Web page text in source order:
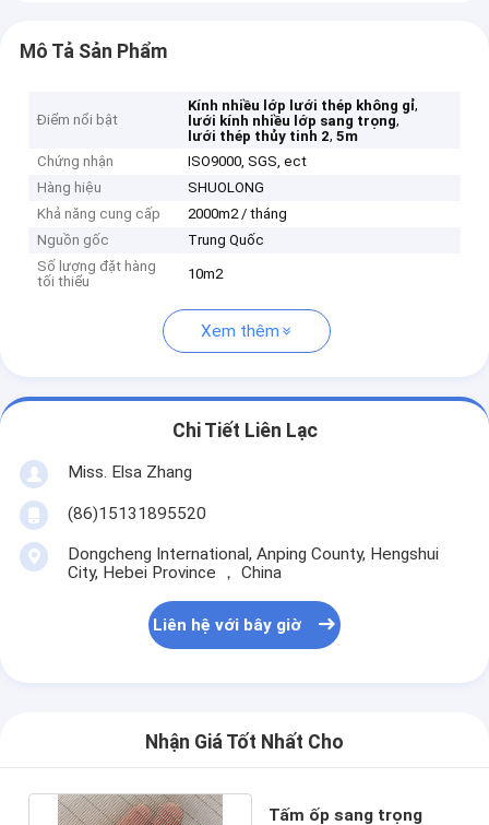
Mô Tả Sản Phẩm
Điểm nổi bật
Kính nhiều lớp lưới thép không gỉ,
lưới kính nhiều lớp sang trọng,
lưới thép thủy tinh 2,5m
Chứng nhận
ISO9000, SGS, ect
Hàng hiệu
SHUOLONG
Khả năng cung cấp
2000m2 / tháng
Nguồn gốc
Trung Quốc
Số lượng đặt hàng
tối thiểu
10m2
Xem thêm
Chi Tiết Liên Lạc
Miss. Elsa Zhang
(86)15131895520
Dongcheng International, Anping County, Hengshui
City, Hebei Province ， China
Liên hệ với bây giờ
Nhận Giá Tốt Nhất Cho
Tấm ốp sang trọng